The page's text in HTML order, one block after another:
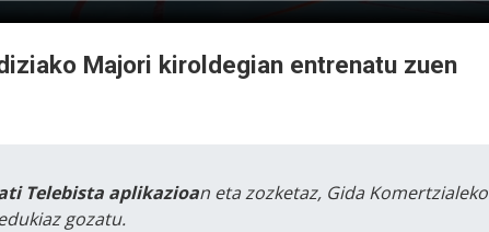
Majori kiroldegian entrenatu zuen
Telebista aplikazioan eta zozketaz, Gida Komertzialeko
gozatu.